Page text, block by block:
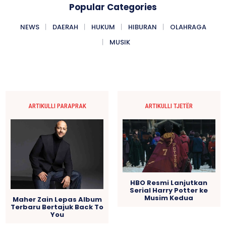
Popular Categories
NEWS DAERAH HUKUM HIBURAN
OLAHRAGA
MUSIK
ARTIKULLI PARAPRAK
Maher Zain Lepas Album
Terbaru Bertajuk Back To
You
ARTIKULLI TJETËR
HBO Resmi Lanjutkan
Serial Harry Potter ke
Musim Kedua